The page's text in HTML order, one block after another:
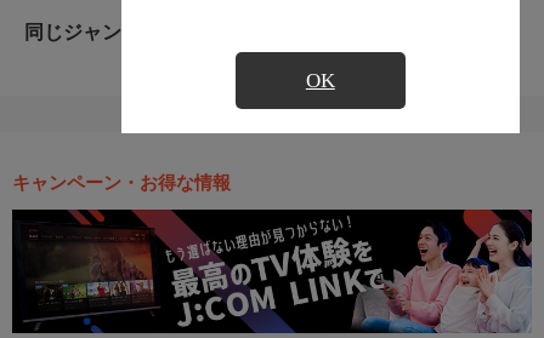
OK
同じジャンルのおすすめ番組
キャンペーン・お得な情報